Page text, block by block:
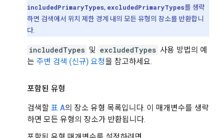
includedPrimaryTypes, excludedPrimaryTypes를 생략
하면 검색에서 위치 제한 경계 내의 모든 유형의 장소를 반환합니
다.
includedTypes 및 excludedTypes 사용 방법의 예
는 주변 검색 (신규) 요청을 참고하세요.
포함된 유형
검색할 표 A의 장소 유형 목록입니다. 이 매개변수를 생략
하면 모든 유형의 장소가 반환됩니다.